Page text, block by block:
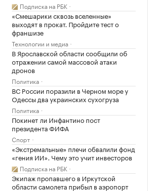
Подписка на РБК
«Смешарики сквозь вселенные»
выходят в прокат. Пройдите тест о
франшизе
Технологии и медиа
В Ярославской области сообщили об
отражении самой массовой атаки
дронов
Политика
ВС России поразили в Черном море у
Одессы два украинских сухогруза
Политика
Покинет ли Инфантино пост
президента ФИФА
Спорт
«Экстремальные» плечи обвалили фонд
«гения ИИ». Чему это учит инвесторов
Подписка на РБК
Экипаж пропавшего в Иркутской
области самолета прибыл в аэропорт